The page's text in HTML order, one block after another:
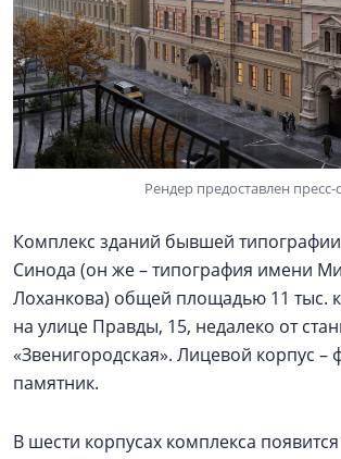
Рендер предоставлен
Комплекс зданий бывшей
Синода (он же – типография имени
Лоханкова) общей площадью 11 тыс.
на улице Правды, 15, недалеко от
«Звенигородская». Лицевой корпус –
памятник.
В шести корпусах комплекса